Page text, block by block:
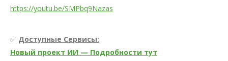
https://youtu.be/SMPbq9Nazas
✅ Доступные Сервисы:
Новый проект ИИ — Подробности тут